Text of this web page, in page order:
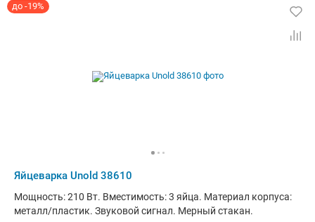
до -19%
Яйцеварка Unold 38610
Мощность: 210 Вт. Вместимость: 3 яйца. Материал корпуса:
металл/пластик. Звуковой сигнал. Мерный стакан.